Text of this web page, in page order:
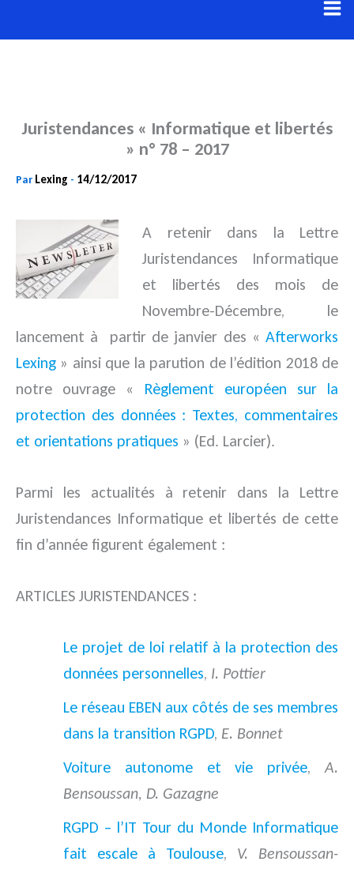
au
Juristendances « Informatique et libertés
» n° 78 – 2017
Par Lexing - 14/12/2017
A retenir dans la Lettre
Juristendances Informatique
et libertés des mois de
Novembre-Décembre, le
lancement à partir de janvier des « Afterworks
Lexing » ainsi que la parution de l’édition 2018 de
notre ouvrage « Règlement européen sur la
protection des données : Textes, commentaires
et orientations pratiques » (Ed. Larcier).
Parmi les actualités à retenir dans la Lettre
Juristendances Informatique et libertés de cette
fin d’année figurent également :
ARTICLES JURISTENDANCES :
Le projet de loi relatif à la protection des
données personnelles, I. Pottier
Le réseau EBEN aux côtés de ses membres
dans la transition RGPD, E. Bonnet
Voiture autonome et vie privée,A.
Bensoussan, D. Gazagne
RGPD – l’IT Tour du Monde Informatique
fait escale à Toulouse, V. Bensoussan-